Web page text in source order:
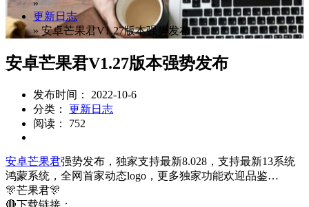
»
更新日志
» 安卓芒果君V1.27版本强势发布
安卓芒果君V1.27版本强势发布
发布时间： 2022-10-6
分类： 更新日志
阅读： 752
安卓芒果君强势发布，独家支持最新8.028，支持最新13系统
鸿蒙系统，全网首家动态logo，更多独家功能欢迎品鉴…
🎊芒果君🎊